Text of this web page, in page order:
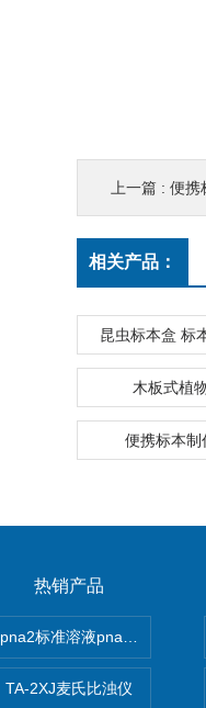
上一篇 : 便携
相关产品：
昆虫标本盒 标
木板式植
便携标本制
热销产品
pna2标准溶液pna3 pna4
TA-2XJ麦氏比浊仪